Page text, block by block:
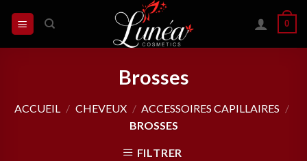
0
Brosses
ACCUEIL / CHEVEUX / ACCESSOIRES CAPILLAIRES /
BROSSES
FILTRER